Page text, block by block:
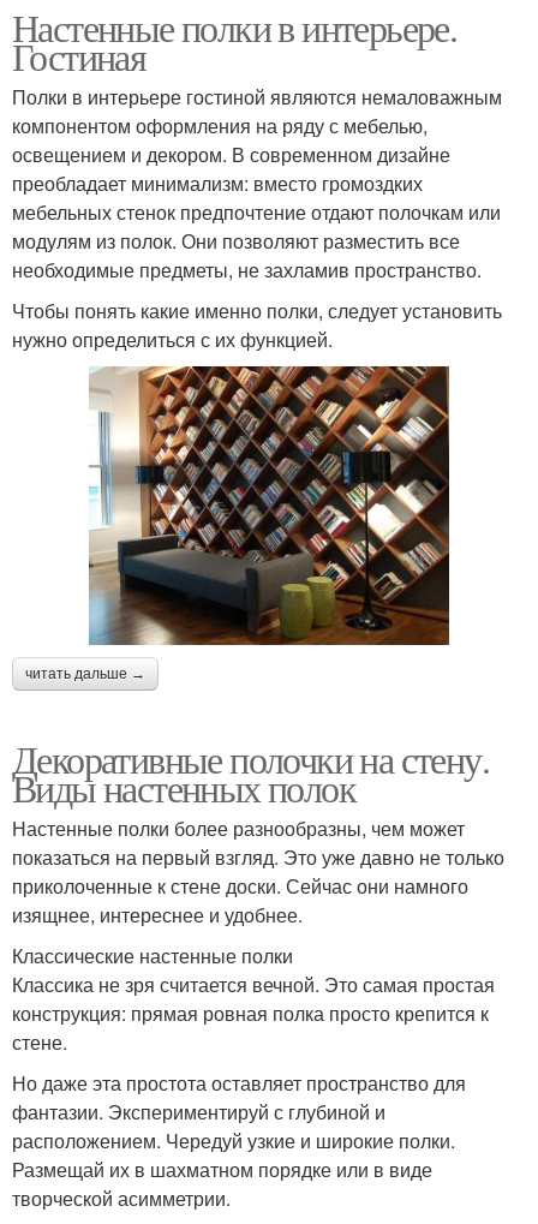
Настенные полки в интерьере.
Гостиная
Полки в интерьере гостиной являются немаловажным
компонентом оформления на ряду с мебелью,
освещением и декором. В современном дизайне
преобладает минимализм: вместо громоздких
мебельных стенок предпочтение отдают полочкам или
модулям из полок. Они позволяют разместить все
необходимые предметы, не захламив пространство.
Чтобы понять какие именно полки, следует установить
нужно определиться с их функцией.
читать дальше →
Декоративные полочки на стену.
Виды настенных полок
Настенные полки более разнообразны, чем может
показаться на первый взгляд. Это уже давно не только
приколоченные к стене доски. Сейчас они намного
изящнее, интереснее и удобнее.
Классические настенные полки
Классика не зря считается вечной. Это самая простая
конструкция: прямая ровная полка просто крепится к
стене.
Но даже эта простота оставляет пространство для
фантазии. Экспериментируй с глубиной и
расположением. Чередуй узкие и широкие полки.
Размещай их в шахматном порядке или в виде
творческой асимметрии.